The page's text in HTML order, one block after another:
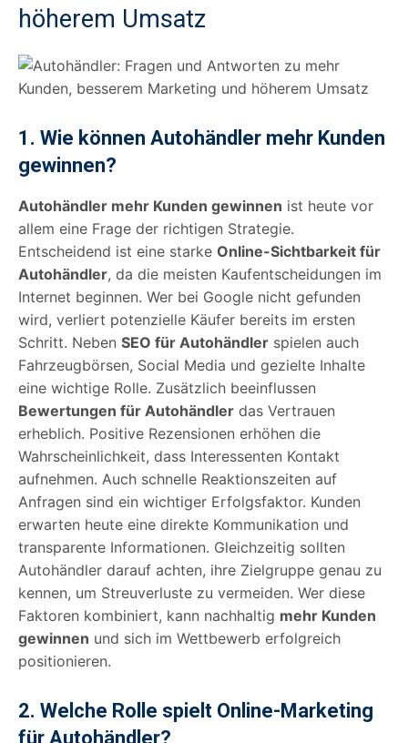
höherem Umsatz
1. Wie können Autohändler mehr Kunden
gewinnen?
Autohändler mehr Kunden gewinnen ist heute vor
allem eine Frage der richtigen Strategie.
Entscheidend ist eine starke Online-Sichtbarkeit für
Autohändler, da die meisten Kaufentscheidungen im
Internet beginnen. Wer bei Google nicht gefunden
wird, verliert potenzielle Käufer bereits im ersten
Schritt. Neben SEO für Autohändler spielen auch
Fahrzeugbörsen, Social Media und gezielte Inhalte
eine wichtige Rolle. Zusätzlich beeinflussen
Bewertungen für Autohändler das Vertrauen
erheblich. Positive Rezensionen erhöhen die
Wahrscheinlichkeit, dass Interessenten Kontakt
aufnehmen. Auch schnelle Reaktionszeiten auf
Anfragen sind ein wichtiger Erfolgsfaktor. Kunden
erwarten heute eine direkte Kommunikation und
transparente Informationen. Gleichzeitig sollten
Autohändler darauf achten, ihre Zielgruppe genau zu
kennen, um Streuverluste zu vermeiden. Wer diese
Faktoren kombiniert, kann nachhaltig mehr Kunden
gewinnen und sich im Wettbewerb erfolgreich
positionieren.
2. Welche Rolle spielt Online-Marketing
für Autohändler?